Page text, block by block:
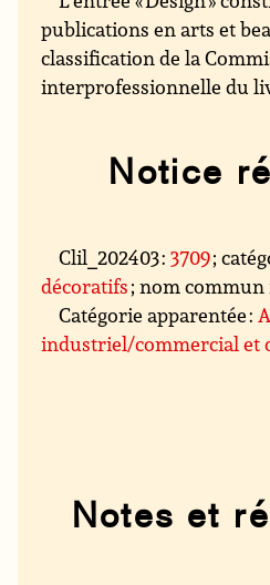
publications en arts et
classification de la
interprofessionnelle du
Notice
Clil_202403 :3709;
décoratifs; nom
Catégorie apparentée :
industriel/commercial et
Notes et